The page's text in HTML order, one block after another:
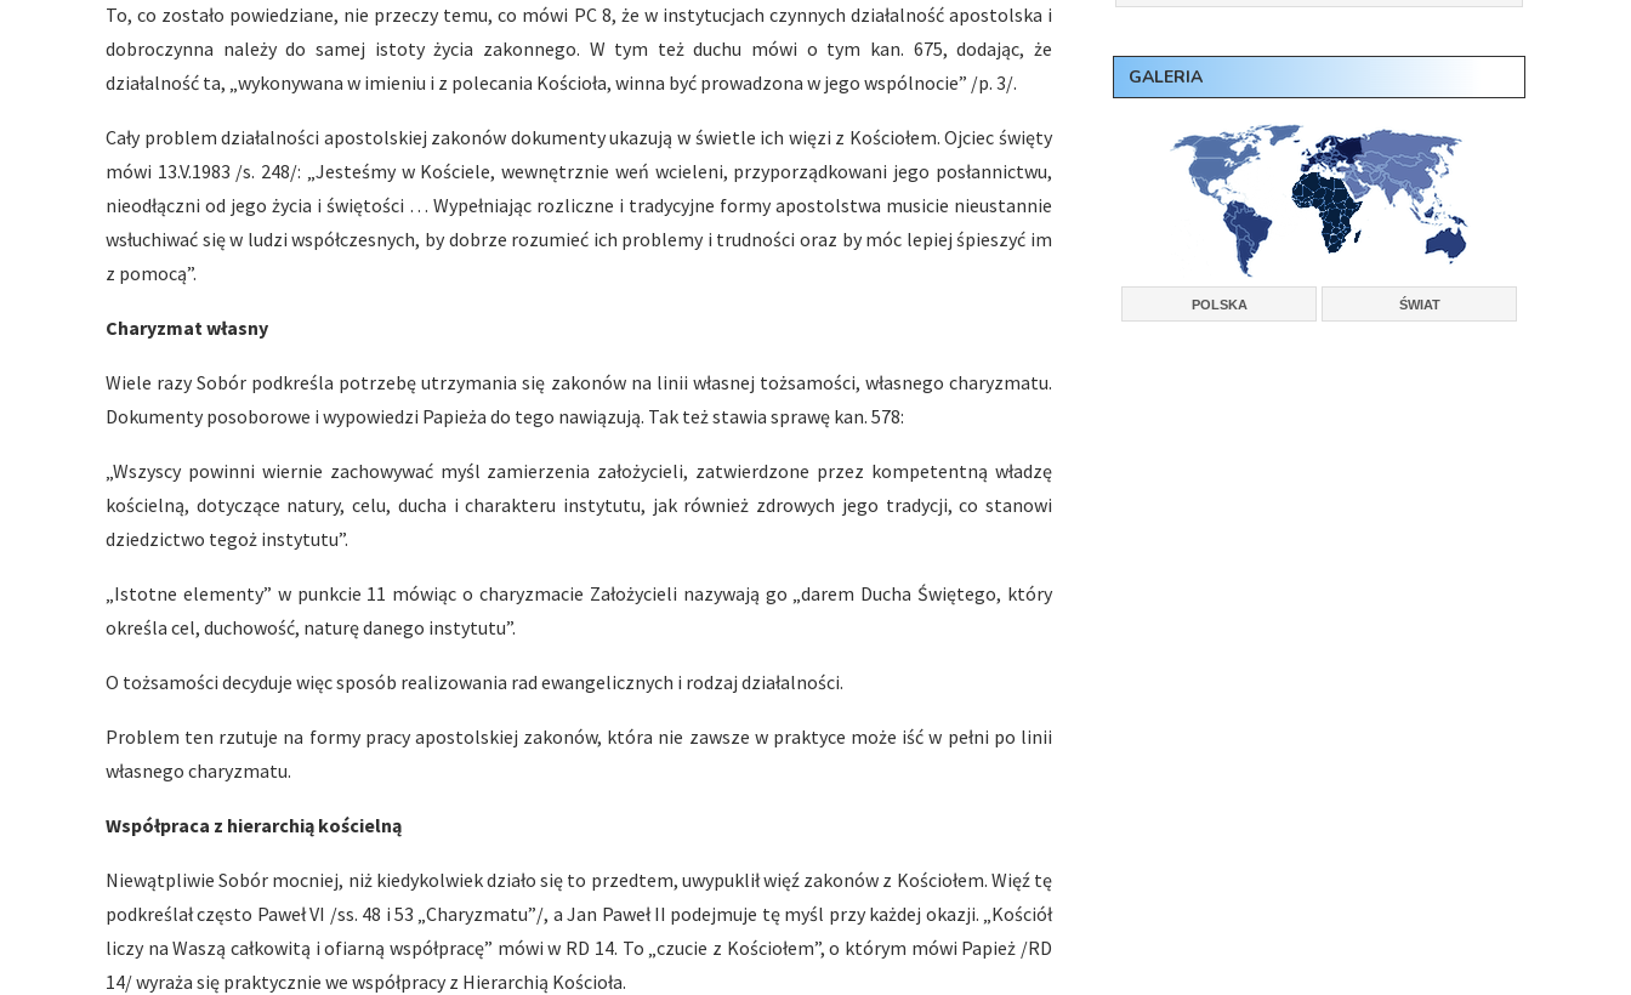
To, co zostało powiedziane, nie przeczy temu, co mówi PC 8, że w instytucjach czynnych działalność apostolska i
dobroczynna należy do samej istoty życia zakonnego. W tym też duchu mówi o tym kan. 675, dodając, że
działalność ta, „wykonywana w imieniu i z polecania Kościoła, winna być prowadzona w jego wspólnocie” /p. 3/.
Cały problem działalności apostolskiej zakonów dokumenty ukazują w świetle ich więzi z Kościołem. Ojciec święty
mówi 13.V.1983 /s. 248/: „Jesteśmy w Kościele, wewnętrznie weń wcieleni, przyporządkowani jego posłannictwu,
nieodłączni od jego życia i świętości … Wypełniając rozliczne i tradycyjne formy apostolstwa musicie nieustannie
wsłuchiwać się w ludzi współczesnych, by dobrze rozumieć ich problemy i trudności oraz by móc lepiej śpieszyć im
z pomocą”.
Charyzmat własny
Wiele razy Sobór podkreśla potrzebę utrzymania się zakonów na linii własnej tożsamości, własnego charyzmatu.
Dokumenty posoborowe i wypowiedzi Papieża do tego nawiązują. Tak też stawia sprawę kan. 578:
„Wszyscy powinni wiernie zachowywać myśl zamierzenia założycieli, zatwierdzone przez kompetentną władzę
kościelną, dotyczące natury, celu, ducha i charakteru instytutu, jak również zdrowych jego tradycji, co stanowi
dziedzictwo tegoż instytutu”.
„Istotne elementy” w punkcie 11 mówiąc o charyzmacie Założycieli nazywają go „darem Ducha Świętego, który
określa cel, duchowość, naturę danego instytutu”.
O tożsamości decyduje więc sposób realizowania rad ewangelicznych i rodzaj działalności.
Problem ten rzutuje na formy pracy apostolskiej zakonów, która nie zawsze w praktyce może iść w pełni po linii
własnego charyzmatu.
Współpraca z hierarchią kościelną
Niewątpliwie Sobór mocniej, niż kiedykolwiek działo się to przedtem, uwypuklił więź zakonów z Kościołem. Więź tę
podkreślał często Paweł VI /ss. 48 i 53 „Charyzmatu”/, a Jan Paweł II podejmuje tę myśl przy każdej okazji. „Kościół
liczy na Waszą całkowitą i ofiarną współpracę” mówi w RD 14. To „czucie z Kościołem”, o którym mówi Papież /RD
14/ wyraża się praktycznie we współpracy z Hierarchią Kościoła.
GALERIA
POLSKA ŚWIAT